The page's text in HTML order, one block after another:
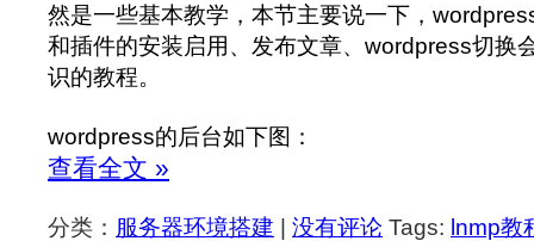
然是一些基本教学，本节主要说一下，
和插件的安装启用、发布文章、wordpress切换
识的教程。
wordpress的后台如下图：
查看全文 »
分类： 服务器环境搭建 | 没有评论 Tags: lnmp教